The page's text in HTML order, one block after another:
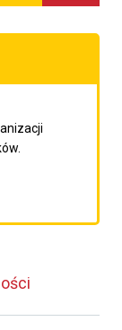
następnego